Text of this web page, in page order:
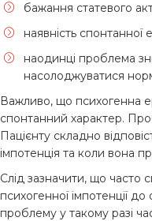
бажання статевого
наявність спонтанної
наодинці проблема
насолоджуватися
Важливо, що психогенна
спонтанний характер.
Пацієнту складно
імпотенція та коли вона
Слід зазначити, що часто
психогенної імпотенції до
проблему у такому разі